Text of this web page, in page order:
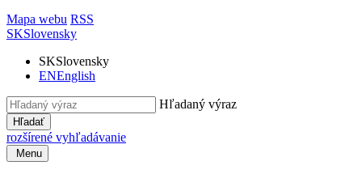
Mapa webu RSS
SKSlovensky
SKSlovensky
ENEnglish
Hľadaný výraz
Hľadať
rozšírené vyhľadávanie
Menu